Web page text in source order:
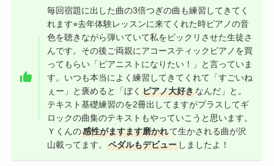
毎回宿題に出した曲の3倍つぎの曲も練習してきてく
れます⭐︎去年体験レッスンに来てくれた時ピアノの音
色を聴きながら弾いていて私をビックリさせた生徒さ
んです。その後ご両親にアコースティックピアノを買
ってもらい「ピアニストになりたい！」と言っていま
す。いつも本当によく練習してきてくれて「すごいね
ぇー」と褒めると「ぼくピアノ大好きなんだ」と。
テキスト基礎練習のを2冊出してますがプラスしてギ
ロックの曲集のテキストもやっていこうと思います。
Ｙくんの感性がますます磨かれて生かされる曲が沢
山載ってます。ペダルもデビュー しましたよ！